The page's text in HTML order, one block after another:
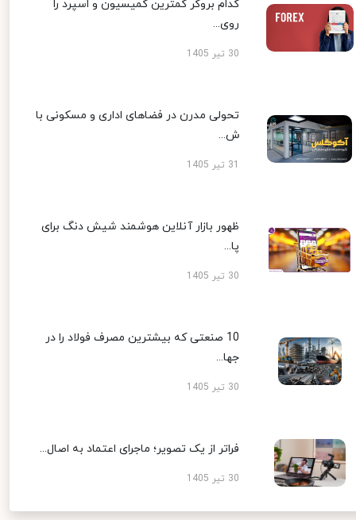
کدام بروکر کمترین کمیسیون و اسپرد را
روی...
30 تیر 1405
تحولی مدرن در فضاهای اداری و مسکونی با
ش...
ظهور بازار آنلاین هوشمند شیش دنگ برای
پا...
30 تیر 1405
10 صنعتی که بیشترین مصرف فولاد را در
جها...
30 تیر 1405
فراتر از یک تصویر؛ ماجرای اعتماد به اصال...
30 تیر 1405